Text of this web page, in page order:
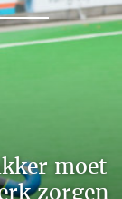
moet
zorgen